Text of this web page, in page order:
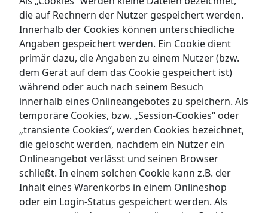
die auf Rechnern der Nutzer gespeichert werden.
Innerhalb der Cookies können unterschiedliche
Angaben gespeichert werden. Ein Cookie dient
primär dazu, die Angaben zu einem Nutzer (bzw.
dem Gerät auf dem das Cookie gespeichert ist)
während oder auch nach seinem Besuch
innerhalb eines Onlineangebotes zu speichern. Als
temporäre Cookies, bzw. „Session-Cookies“ oder
„transiente Cookies“, werden Cookies bezeichnet,
die gelöscht werden, nachdem ein Nutzer ein
Onlineangebot verlässt und seinen Browser
schließt. In einem solchen Cookie kann z.B. der
Inhalt eines Warenkorbs in einem Onlineshop
oder ein Login-Status gespeichert werden. Als